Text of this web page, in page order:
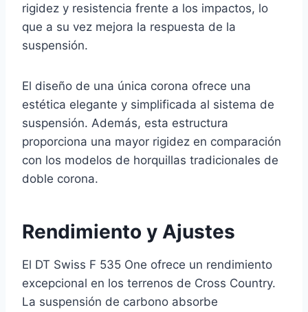
rigidez y resistencia frente a los impactos, lo
que a su vez mejora la respuesta de la
suspensión.
El diseño de una única corona ofrece una
estética elegante y simplificada al sistema de
suspensión. Además, esta estructura
proporciona una mayor rigidez en comparación
con los modelos de horquillas tradicionales de
doble corona.
Rendimiento y Ajustes
El DT Swiss F 535 One ofrece un rendimiento
excepcional en los terrenos de Cross Country.
La suspensión de carbono absorbe